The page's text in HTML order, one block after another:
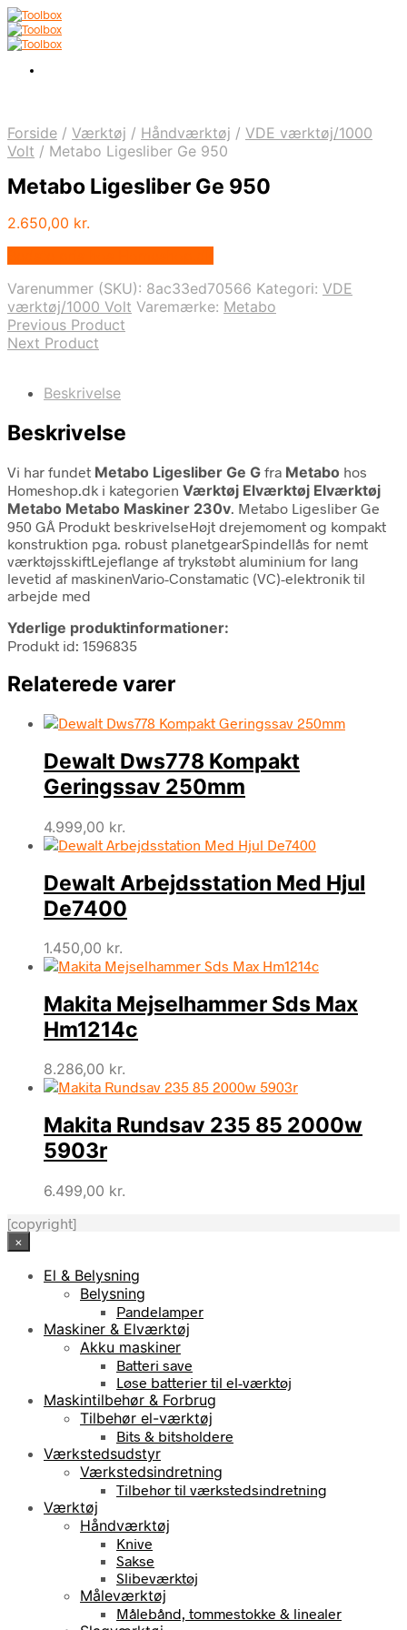
Forside / Værktøj / Håndværktøj / VDE værktøj/1000
Volt / Metabo Ligesliber Ge 950
Metabo Ligesliber Ge 950
2.650,00 kr.
Varenummer (SKU): 8ac33ed70566 Kategori: VDE
værktøj/1000 Volt Varemærke: Metabo
Previous Product
Next Product
Beskrivelse
Beskrivelse
Vi har fundet Metabo Ligesliber Ge G fra Metabo hos
Homeshop.dk i kategorien Værktøj Elværktøj Elværktøj
Metabo Metabo Maskiner 230v. Metabo Ligesliber Ge
950 GÂ Produkt beskrivelseHøjt drejemoment og kompakt
konstruktion pga. robust planetgearSpindellås for nemt
værktøjsskiftLejeflange af trykstøbt aluminium for lang
levetid af maskinenVario-Constamatic (VC)-elektronik til
arbejde med
Yderlige produktinformationer:
Produkt id: 1596835
Relaterede varer
Dewalt Dws778 Kompakt
Geringssav 250mm
4.999,00 kr.
Dewalt Arbejdsstation Med Hjul
De7400
1.450,00 kr.
Makita Mejselhammer Sds Max
Hm1214c
8.286,00 kr.
Makita Rundsav 235 85 2000w
5903r
6.499,00 kr.
[copyright]
×
El & Belysning
Belysning
Pandelamper
Maskiner & Elværktøj
Akku maskiner
Batteri save
Løse batterier til el-værktøj
Maskintilbehør & Forbrug
Tilbehør el-værktøj
Bits & bitsholdere
Værkstedsudstyr
Værkstedsindretning
Tilbehør til værkstedsindretning
Værktøj
Håndværktøj
Knive
Sakse
Slibeværktøj
Måleværktøj
Målebånd, tommestokke & linealer